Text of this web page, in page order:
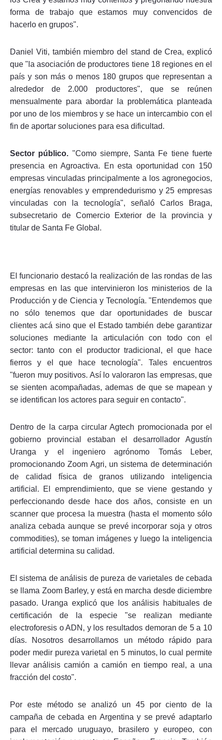
forma de trabajo que estamos muy convencidos de
hacerlo en grupos".
Daniel Viti, también miembro del stand de Crea, explicó
que "la asociación de productores tiene 18 regiones en el
país y son más o menos 180 grupos que representan a
alrededor de 2.000 productores", que se reúnen
mensualmente para abordar la problemática planteada
por uno de los miembros y se hace un intercambio con el
fin de aportar soluciones para esa dificultad.
Sector público. "Como siempre, Santa Fe tiene fuerte
presencia en Agroactiva. En esta oportunidad con 150
empresas vinculadas principalmente a los agronegocios,
energías renovables y emprendedurismo y 25 empresas
vinculadas con la tecnología", señaló Carlos Braga,
subsecretario de Comercio Exterior de la provincia y
titular de Santa Fe Global.
El funcionario destacó la realización de las rondas de las
empresas en las que intervinieron los ministerios de la
Producción y de Ciencia y Tecnología. "Entendemos que
no sólo tenemos que dar oportunidades de buscar
clientes acá sino que el Estado también debe garantizar
soluciones mediante la articulación con todo con el
sector: tanto con el productor tradicional, el que hace
fierros y el que hace tecnología". Tales encuentros
"fueron muy positivos. Así lo valoraron las empresas, que
se sienten acompañadas, ademas de que se mapean y
se identifican los actores para seguir en contacto".
Dentro de la carpa circular Agtech promocionada por el
gobierno provincial estaban el desarrollador Agustín
Uranga y el ingeniero agrónomo Tomás Leber,
promocionando Zoom Agri, un sistema de determinación
de calidad física de granos utilizando inteligencia
artificial. El emprendimiento, que se viene gestando y
perfeccionando desde hace dos años, consiste en un
scanner que procesa la muestra (hasta el momento sólo
analiza cebada aunque se prevé incorporar soja y otros
commodities), se toman imágenes y luego la inteligencia
artificial determina su calidad.
El sistema de análisis de pureza de varietales de cebada
se llama Zoom Barley, y está en marcha desde diciembre
pasado. Uranga explicó que los análisis habituales de
certificación de la especie "se realizan mediante
electroforesis o ADN, y los resultados demoran de 5 a 10
días. Nosotros desarrollamos un método rápido para
poder medir pureza varietal en 5 minutos, lo cual permite
llevar análisis camión a camión en tiempo real, a una
fracción del costo".
Por este método se analizó un 45 por ciento de la
campaña de cebada en Argentina y se prevé adaptarlo
para el mercado uruguayo, brasilero y europeo, con